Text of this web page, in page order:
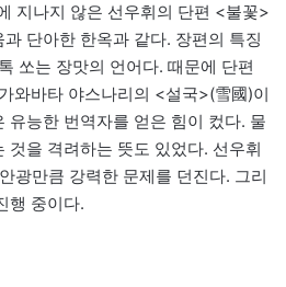
지나지 않은 선우휘의 단편 <불꽃>
단아한 한옥과 같다. 장편의 특징
쏘는 장맛의 언어다. 때문에 단편
와바타 야스나리의 <설국>(雪國)이
유능한 번역자를 얻은 힘이 컸다. 물
것을 격려하는 뜻도 있었다. 선우휘
광만큼 강력한 문제를 던진다. 그리
행 중이다.